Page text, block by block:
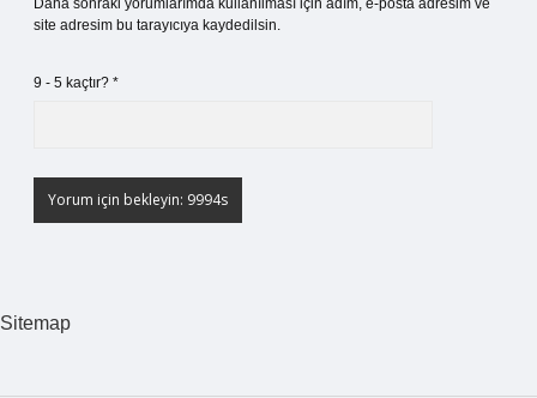
Daha sonraki yorumlarımda kullanılması için adım, e-posta adresim ve
site adresim bu tarayıcıya kaydedilsin.
9 - 5 kaçtır? *
Sitemap